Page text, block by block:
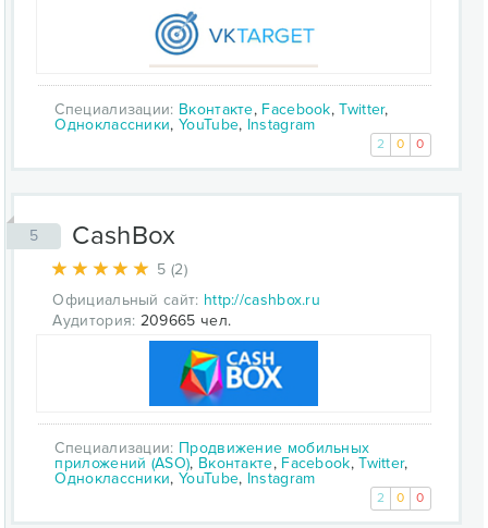
Специализации: Вконтакте, Facebook,Twitter,
Одноклассники, YouTube, Instagram
2 0 0
5 CashBox
5 (2)
Официальный сайт: http://cashbox.ru
Аудитория: 209665 чел.
Специализации: Продвижение мобильных
приложений (ASO), Вконтакте, Facebook,Twitter,
Одноклассники, YouTube, Instagram
2 0 0